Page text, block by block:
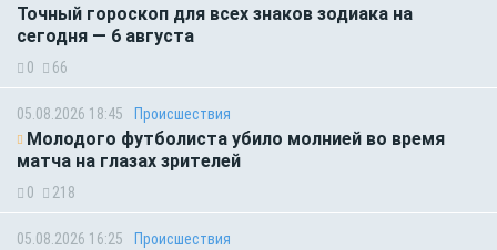
Точный гороскоп для всех знаков зодиака на
сегодня — 6 августа
0 66
05.08.2026 18:45 Происшествия
Молодого футболиста убило молнией во время
матча на глазах зрителей
0 218
05.08.2026 16:25 Происшествия